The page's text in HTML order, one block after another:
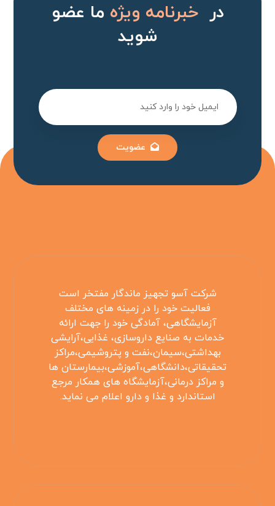
درخبرنامه ویژهما عضو
شوید
عضویت
شرکت آسو تجهیز ماندگار مفتخر است
فعالیت خود را در زمینه های مختلف
آزمایشگاهی، آمادگی خود را جهت ارائه
خدمات به صنایع داروسازی، غذایی،آرایشی
بهداشتی،سیمان،نفت و پتروشیمی،مراکز
تحقیقاتی،دانشگاهی،آموزشی،بیمارستان ها
و مراکز درمانی،آزمایشگاه های همکار مرجع
استاندارد و غذا و دارو اعلام می نماید.